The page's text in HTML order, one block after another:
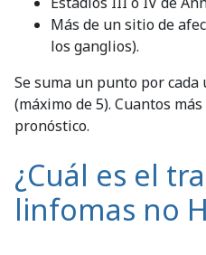
Más de un sitio de
los ganglios).
Se suma un punto por
(máximo de 5). Cuantos
pronóstico.
¿Cuál es el
linfomas no